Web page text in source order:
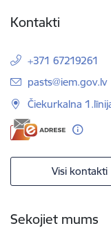
Kontakti
+371 67219261
E-pasts:
pasts@iem.gov.lv
Čiekurkalna
Visi kontakti
Sekojiet mums